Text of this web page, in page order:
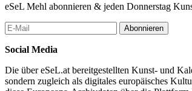
eSeL Mehl abonnieren & jeden Donnerstag
Abonnieren
Social Media
Die über eSeL.at bereitgestellten Kunst- und
sondern zugleich als digitales europäisches